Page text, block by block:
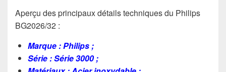
Aperçu des principaux détails techniques du Philips
BG2026/32 :
Marque : ‎Philips ;
Série : Série 3000 ;